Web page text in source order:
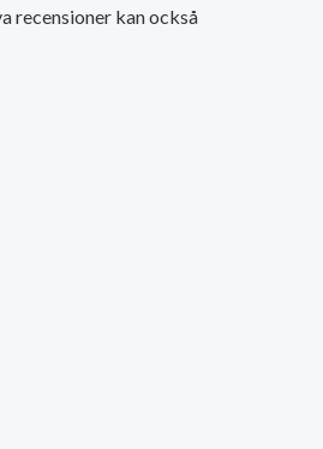
recensioner kan också